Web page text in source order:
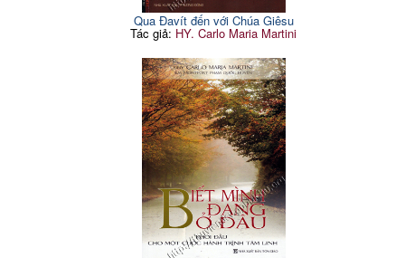
Qua Đavít đến với Chúa Giêsu
Tác giả: HY. Carlo Maria Martini